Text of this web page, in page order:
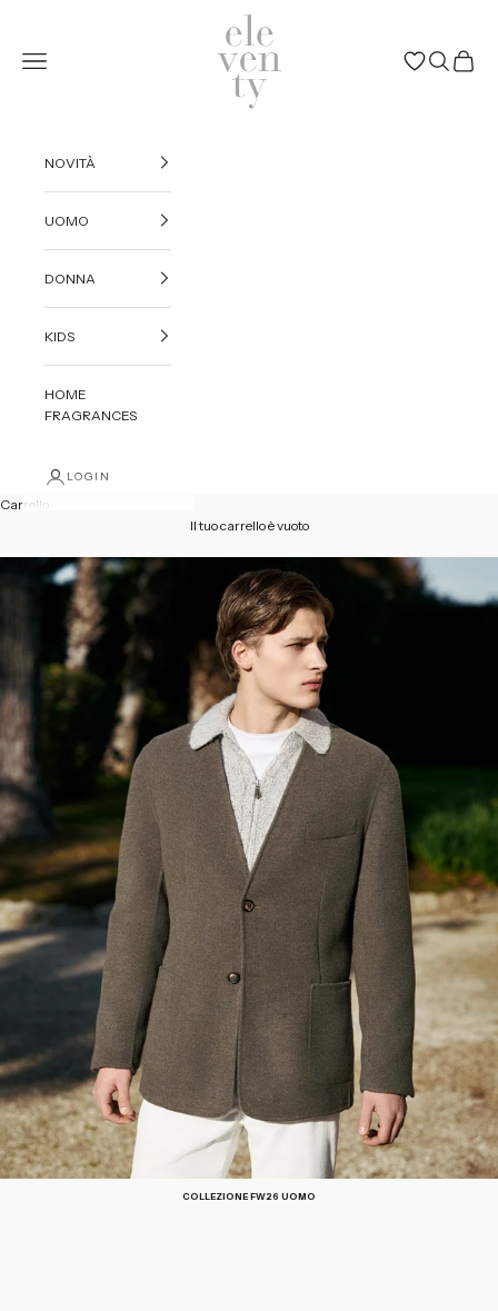
Eleventy
Menù
(0)
NOVITÀ
UOMO
DONNA
KIDS
HOME
FRAGRANCES
LOGIN
Carrello
Il tuo carrello è vuoto
COLLEZIONE FW26 UOMO